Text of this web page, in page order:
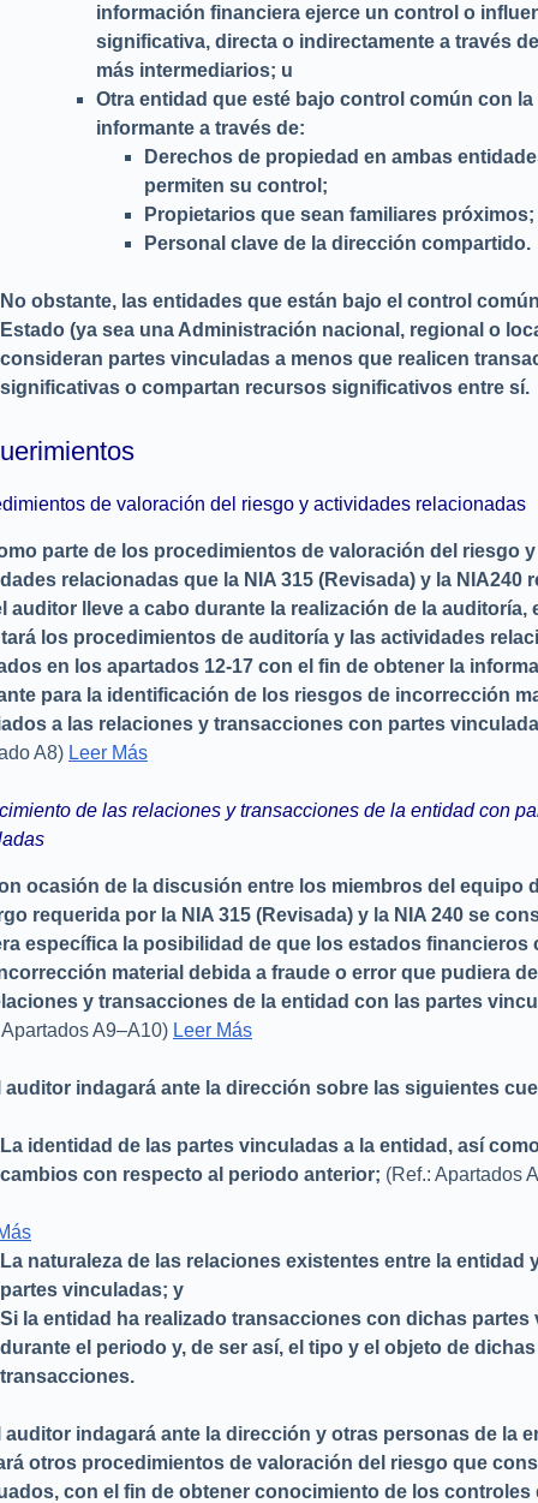
información financiera ejerce un control o
significativa, directa o indirectamente a través
más intermediarios; u
Otra entidad que esté bajo control común con
informante a través de:
Derechos de propiedad en ambas
permiten su control;
Propietarios que sean familiares próximos;
Personal clave de la dirección compartido.
No obstante, las entidades que están bajo el control
Estado (ya sea una Administración nacional, regional o
consideran partes vinculadas a menos que realicen
significativas o compartan recursos significativos entre sí.
de valoración del riesgo y actividades relacionadas
parte de los procedimientos de valoración del riesgo
relacionadas que la NIA 315 (Revisada) y la NIA240
auditor lleve a cabo durante la realización de la auditoría,
los procedimientos de auditoría y las actividades
en los apartados 12-17 con el fin de obtener la
para la identificación de los riesgos de incorrección
a las relaciones y transacciones con partes
A8) Leer Más
de las relaciones y transacciones de la entidad con
ocasión de la discusión entre los miembros del equipo
requerida por la NIA 315 (Revisada) y la NIA 240 se
específica la posibilidad de que los estados financieros
material debida a fraude o error que pudiera
y transacciones de la entidad con las partes
A9–A10) Leer Más
auditor indagará ante la dirección sobre las siguientes
La identidad de las partes vinculadas a la entidad, así
cambios con respecto al periodo anterior; (Ref.: Apartados
La naturaleza de las relaciones existentes entre la entidad
partes vinculadas; y
Si la entidad ha realizado transacciones con dichas partes
durante el periodo y, de ser así, el tipo y el objeto de dichas
transacciones.
auditor indagará ante la dirección y otras personas de la
otros procedimientos de valoración del riesgo que
con el fin de obtener conocimiento de los controles